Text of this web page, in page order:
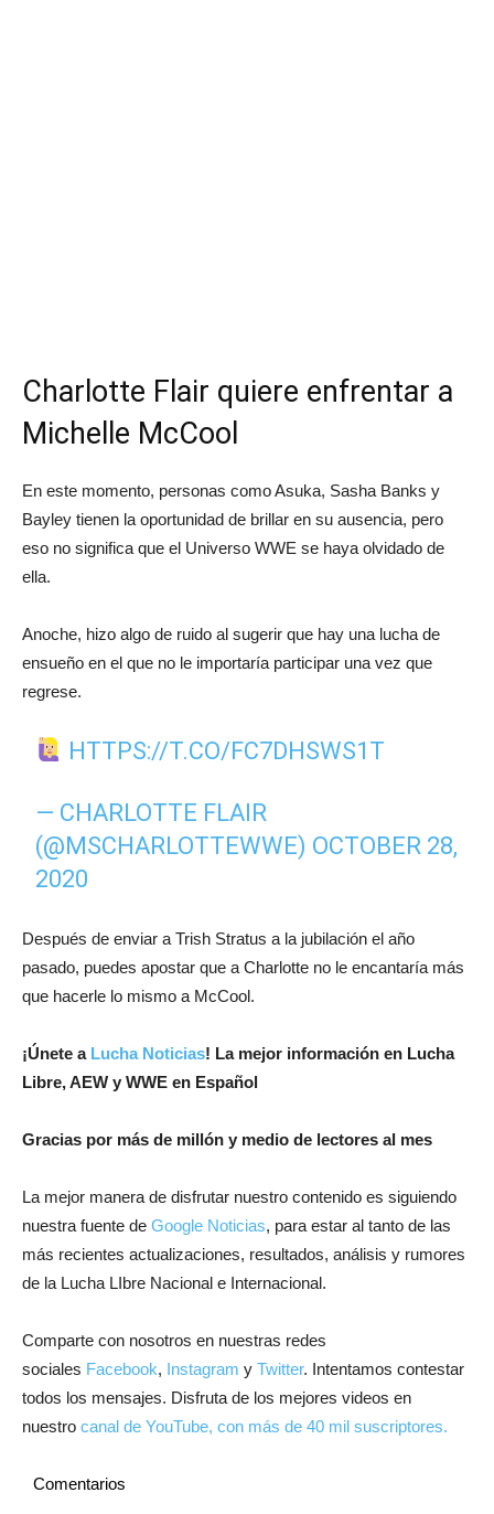
Charlotte Flair quiere enfrentar a
Michelle McCool
En este momento, personas como Asuka, Sasha Banks y
Bayley tienen la oportunidad de brillar en su ausencia, pero
eso no significa que el Universo WWE se haya olvidado de
ella.
Anoche, hizo algo de ruido al sugerir que hay una lucha de
ensueño en el que no le importaría participar una vez que
regrese.
HTTPS://T.CO/FC7DHSWS1T
— CHARLOTTE FLAIR
(@MSCHARLOTTEWWE) OCTOBER 28,
2020
Después de enviar a Trish Stratus a la jubilación el año
pasado, puedes apostar que a Charlotte no le encantaría más
que hacerle lo mismo a McCool.
¡Únete a Lucha Noticias! La mejor información en Lucha
Libre, AEW y WWE en Español
Gracias por más de millón y medio de lectores al mes
La mejor manera de disfrutar nuestro contenido es siguiendo
nuestra fuente de Google Noticias, para estar al tanto de las
más recientes actualizaciones, resultados, análisis y rumores
de la Lucha LIbre Nacional e Internacional.
Comparte con nosotros en nuestras redes
sociales Facebook, Instagram y Twitter. Intentamos contestar
todos los mensajes. Disfruta de los mejores videos en
nuestro canal de YouTube, con más de 40 mil suscriptores.
Comentarios